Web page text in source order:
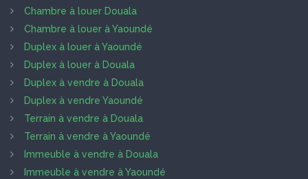
Chambre à louer Douala
Chambre à louer à Yaoundé
Duplex à louer à Yaoundé
Duplex à louer à Douala
Duplex à vendre à Douala
Duplex à vendre Yaoundé
Terrain à vendre à Douala
Terrain à vendre à Yaoundé
Immeuble à vendre à Douala
Immeuble à vendre à Yaoundé